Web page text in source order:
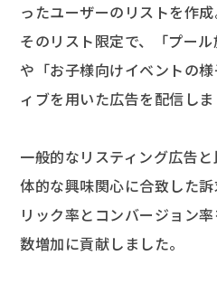
ったユーザーのリストを作成
そのリスト限定で、「プール
や「お子様向けイベントの
ィブを用いた広告を配信しま
一般的なリスティング広告
体的な興味関心に合致した
リック率とコンバージョン
数増加に貢献しました。